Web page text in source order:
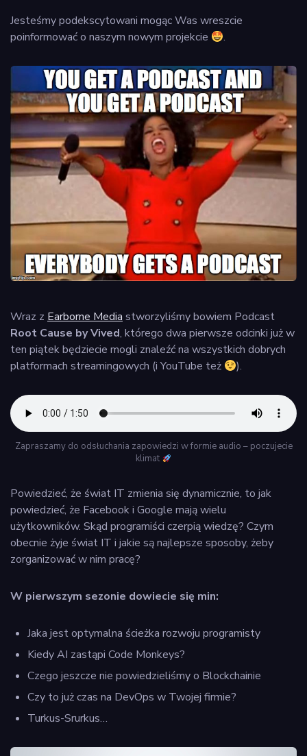
Jesteśmy podekscytowani mogąc Was wreszcie
poinformować o naszym nowym projekcie
.
Wraz z Earborne Media stworzyliśmy bowiem Podcast
Root Cause by Vived, którego dwa pierwsze odcinki już w
ten piątek będziecie mogli znaleźć na wszystkich dobrych
platformach streamingowych (i YouTube też
).
Zapraszamy do odsłuchania zapowiedzi w formie audio – poczujecie
klimat
Powiedzieć, że świat IT zmienia się dynamicznie, to jak
powiedzieć, że Facebook i Google mają wielu
użytkowników. Skąd programiści czerpią wiedzę? Czym
obecnie żyje świat IT i jakie są najlepsze sposoby, żeby
zorganizować w nim pracę?
W pierwszym sezonie dowiecie się min:
Jaka jest optymalna ścieżka rozwoju programisty
Kiedy AI zastąpi Code Monkeys?
Czego jeszcze nie powiedzieliśmy o Blockchainie
Czy to już czas na DevOps w Twojej firmie?
Turkus-Srurkus…